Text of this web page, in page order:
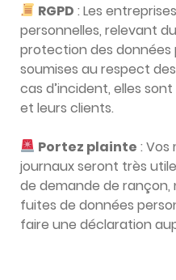
RGPD : Les
personnelles, relevant
protection des données
soumises au respect
cas d’incident, elles
et leurs clients.
Portez plainte :
journaux seront très
de demande de rançon,
fuites de données
faire une déclaration